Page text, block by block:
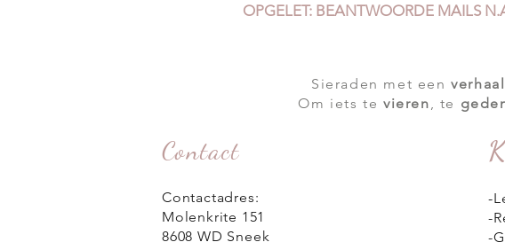
OPGELET: BEANTWOORDE MAILS
Sieraden met eenverhaal
Om iets te vieren, te
-
-
-
Contact
Contactadres:
Molenkrite 151
8608 WD Sneek